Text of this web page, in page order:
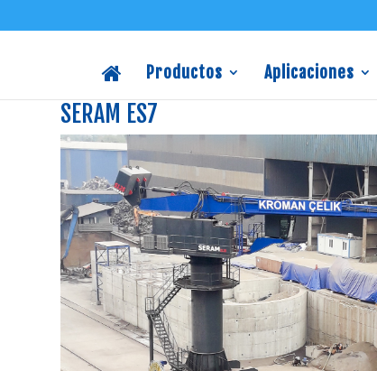
Productos Aplicaciones
SERAM ES7